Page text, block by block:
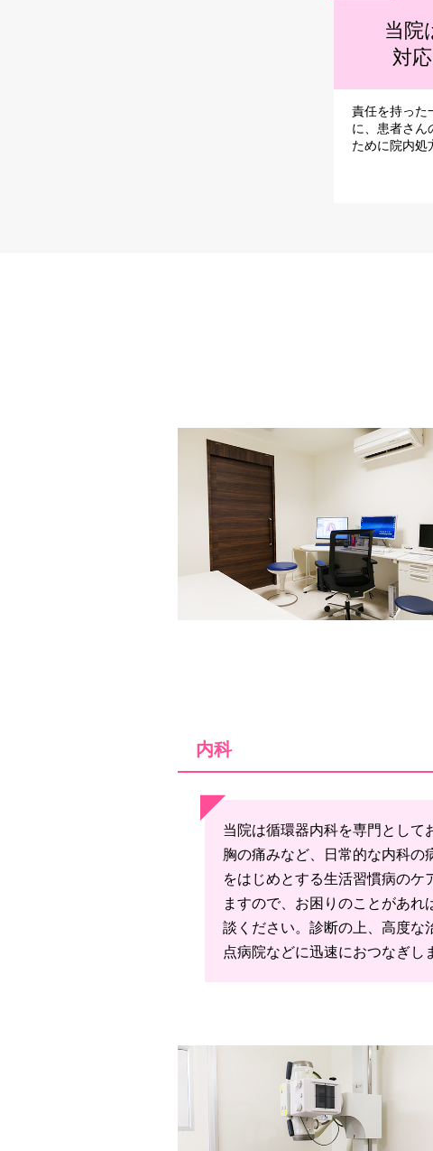
当院
対
責任を持った
に、患者さん
ために院内処
内科
当院は循環器内科を専門として
胸の痛みなど、日常的な内科の
をはじめとする生活習慣病のケ
ますので、お困りのことがあ
談ください。診断の上、高度な
点病院などに迅速におつなぎし